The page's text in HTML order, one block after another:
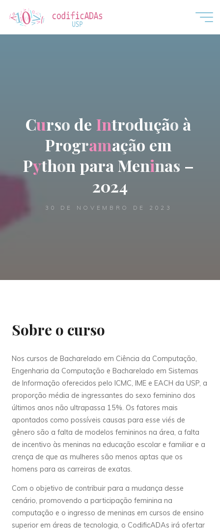
Curso de Introdução à
Programação em
Python paraMeninas –
2024
30 DE NOVEMBRO DE 2023
Sobre o curso
Nos cursos de Bacharelado em Ciência da Computação,
Engenharia da Computação e Bacharelado em Sistemas
de Informação oferecidos pelo ICMC, IME e EACH da USP, a
proporção média de ingressantes do sexo feminino dos
últimos anos não ultrapassa 15%. Os fatores mais
apontados como possíveis causas para esse viés de
gênero são a falta de modelos femininos na área, a falta
de incentivo às meninas na educação escolar e familiar e a
crença de que as mulheres são menos aptas que os
homens para as carreiras de exatas.
Com o objetivo de contribuir para a mudança desse
cenário, promovendo a participação feminina na
computação e o ingresso de meninas em cursos de ensino
superior em áreas de tecnologia, o CodificADAs irá ofertar